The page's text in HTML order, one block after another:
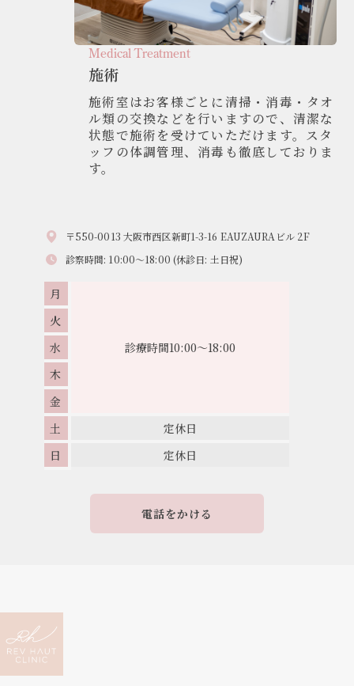
Medical Treatment
施術
施術室はお客様ごとに清掃・消毒・タオ
ル類の交換などを行いますので、清潔​な
状態で施術を受けていただけます。スタ
ッフの体調管理、消毒も徹底してお​りま
す。
〒550-0013 大阪市西区新町1-3-16 EAUZAURAビル 2F
診察時間: 10:00～18:00 (休診日: 土日祝)
月
火
水
木
金
土
日
診療時間10:00～18:00
定休日
定休日
電話をかける